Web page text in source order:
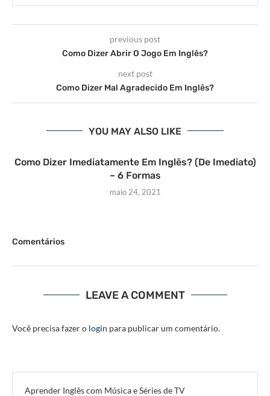
previous post
Como Dizer Abrir O Jogo Em Inglês?
next post
Como Dizer Mal Agradecido Em Inglês?
YOU MAY ALSO LIKE
Como Dizer Imediatamente Em Inglês? (De Imediato)
– 6 Formas
maio 24, 2021
Comentários
LEAVE A COMMENT
Você precisa fazer o login para publicar um comentário.
Aprender Inglês com Música e Séries de TV